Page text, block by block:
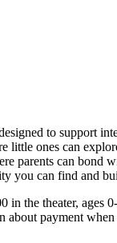
to support
little ones can
parents can bond
you can find and
in the theater, ages
about payment